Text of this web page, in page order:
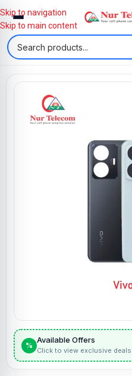
Skip to navigation
Skip to main content
%
Available Offers
Click to view exclusive deals